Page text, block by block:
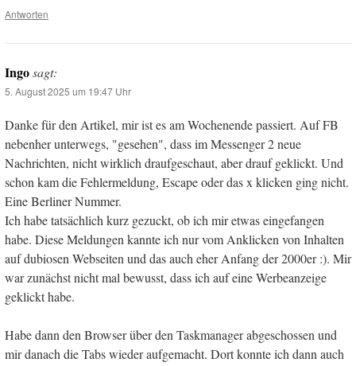
Antworten
Ingosagt:
5. August 2025 um 19:47 Uhr
Danke für den Artikel, mir ist es am Wochenende passiert. Auf FB
nebenher unterwegs, "gesehen", dass im Messenger 2 neue
Nachrichten, nicht wirklich draufgeschaut, aber drauf geklickt. Und
schon kam die Fehlermeldung, Escape oder das x klicken ging nicht.
Eine Berliner Nummer.
Ich habe tatsächlich kurz gezuckt, ob ich mir etwas eingefangen
habe. Diese Meldungen kannte ich nur vom Anklicken von Inhalten
auf dubiosen Webseiten und das auch eher Anfang der 2000er :). Mir
war zunächst nicht mal bewusst, dass ich auf eine Werbeanzeige
geklickt habe.
Habe dann den Browser über den Taskmanager abgeschossen und
mir danach die Tabs wieder aufgemacht. Dort konnte ich dann auch